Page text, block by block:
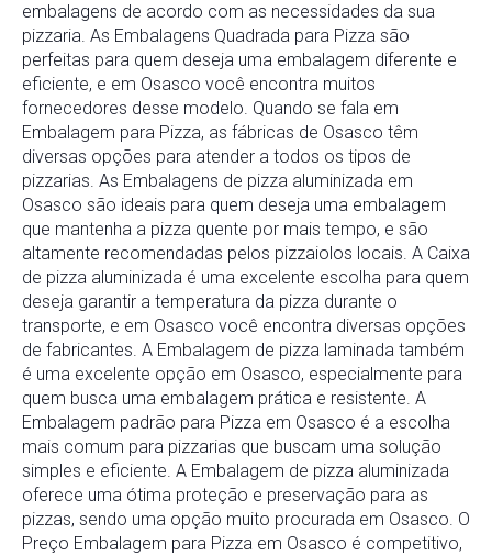
embalagens de acordo com as necessidades da sua
pizzaria. As Embalagens Quadrada para Pizza são
perfeitas para quem deseja uma embalagem diferente e
eficiente, e em Osasco você encontra muitos
fornecedores desse modelo. Quando se fala em
Embalagem para Pizza, as fábricas de Osasco têm
diversas opções para atender a todos os tipos de
pizzarias. As Embalagens de pizza aluminizada em
Osasco são ideais para quem deseja uma embalagem
que mantenha a pizza quente por mais tempo, e são
altamente recomendadas pelos pizzaiolos locais. A Caixa
de pizza aluminizada é uma excelente escolha para quem
deseja garantir a temperatura da pizza durante o
transporte, e em Osasco você encontra diversas opções
de fabricantes. A Embalagem de pizza laminada também
é uma excelente opção em Osasco, especialmente para
quem busca uma embalagem prática e resistente. A
Embalagem padrão para Pizza em Osasco é a escolha
mais comum para pizzarias que buscam uma solução
simples e eficiente. A Embalagem de pizza aluminizada
oferece uma ótima proteção e preservação para as
pizzas, sendo uma opção muito procurada em Osasco. O
Preço Embalagem para Pizza em Osasco é competitivo,